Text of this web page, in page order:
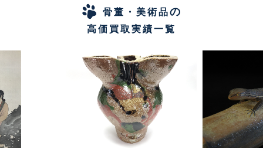
骨董・美術品の
高価買取実績一覧